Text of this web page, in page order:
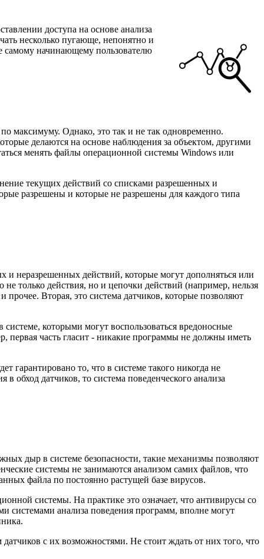
доступа на основе анализа
несколько пугающе, непонятно и
самому начинающему пользователю
максимуму. Однако, это так и не так одновременно.
делаются на основе наблюдения за объектом, другими
менять файлы операционной системы Windows или
текущих действий со списками разрешенных и
разрешены и которые не разрешены для каждого типа
и неразрешенных действий, которые могут дополняться или
только действия, но и цепочки действий (например, нельзя
Вторая, это система датчиков, которые позволяют
которыми могут воспользоваться вредоносные
первая часть гласит - никакие программы не должны иметь
гарантировано то, что в системе такого никогда не
обход датчиков, то система поведенческого анализа
дыр в системе безопасности, такие механизмы позволяют
системы не занимаются анализом самих файлов, что
файла по постоянно растущей базе вирусов.
системы. На практике это означает, что антивирусы со
системами анализа поведения программ, вполне могут
с их возможностями. Не стоит ждать от них того, что